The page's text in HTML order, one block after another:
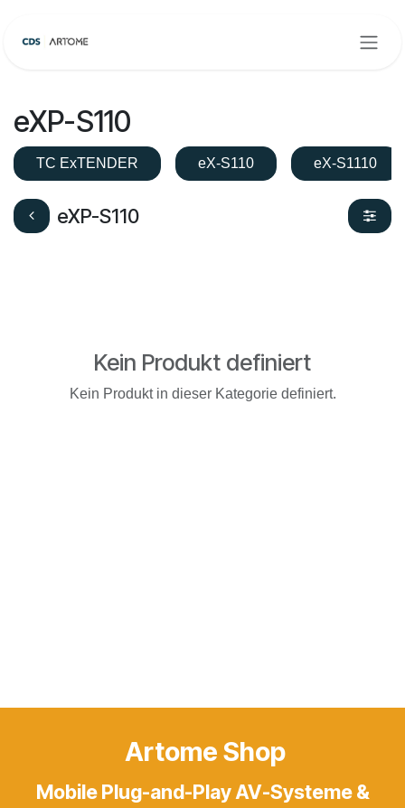
eXP-S110
TC ExTENDER eX-S110 eX-S1110
eXP-S110
Kein Produkt definiert
Kein Produkt in dieser Kategorie definiert.
Artome Shop
Mobile Plug-and-Play AV-Systeme &